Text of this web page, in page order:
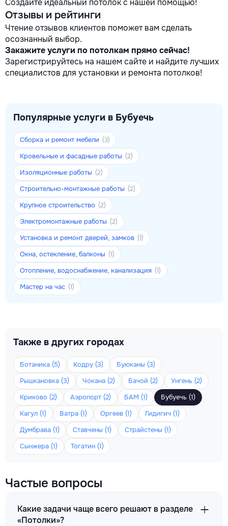
Создайте идеальный потолок с нашей помощью!
Отзывы и рейтинги
Чтение отзывов клиентов поможет вам сделать
осознанный выбор.
Закажите услуги по потолкам прямо сейчас!
Зарегистрируйтесь на нашем сайте и найдите лучших
специалистов для установки и ремонта потолков!
Популярные услуги в Бубуечь
Сборка и ремонт мебели (3)
Кровельные и фасадные работы (2)
Изоляционные работы (2)
Строительно-монтажные работы (2)
Крупное строительство (2)
Электромонтажные работы (2)
Установка и ремонт дверей, замков (1)
Окна, остекление, балконы (1)
Отопление, водоснабжение, канализация (1)
Мастер на час (1)
Также в других городах
Ботаника (5) Кодру (3)
Буюканы (3)
Рышкановка (3)
Чокана (2) Бачой (2)
Унгень (2)
Криково (2)
Аэропорт (2) БАМ (1)
Бубуечь (1)
Кагул (1)
Ватра (1) Оргеев (1)
Гидигич (1)
Думбрава (1)
Ставчены (1)
Страйстены (1)
Сынжера (1)
Тогатин (1)
Частые вопросы
Какие задачи чаще всего решают в разделе
«Потолки»?